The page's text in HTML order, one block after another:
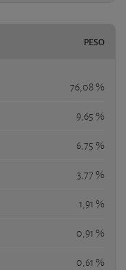
PESO
76,08 %
9,65 %
6,75 %
3,77 %
1,91 %
0,91 %
0,61 %